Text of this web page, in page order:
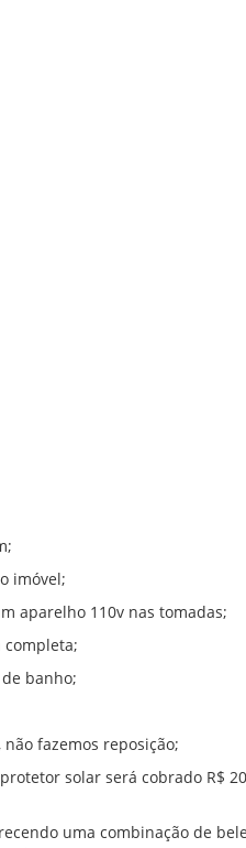
imóvel;
aparelho 110v nas tomadas;
completa;
banho;
fazemos reposição;
solar será cobrado R$
uma combinação de